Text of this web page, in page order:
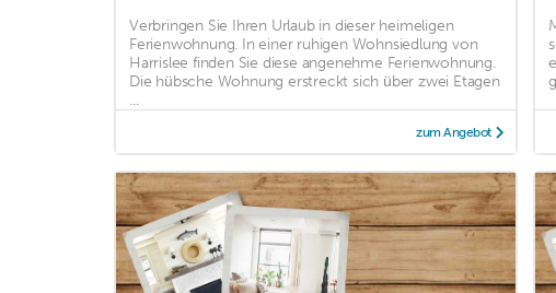
Verbringen Sie Ihren Urlaub in dieser heimeligen
Ferienwohnung. In einer ruhigen Wohnsiedlung von
Harrislee finden Sie diese angenehme Ferienwohnung.
Die hübsche Wohnung erstreckt sich über zwei Etagen
...
zum Angebot